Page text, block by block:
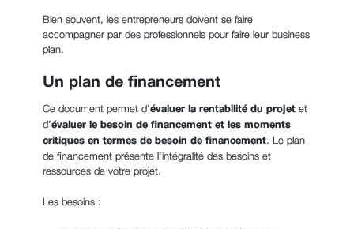
Bien souvent, les entrepreneurs doivent se faire
accompagner par des professionnels pour faire leur business
plan.
Un plan de financement
Ce document permet d’évaluer la rentabilité du projet et
d’évaluer le besoin de financement et les moments
critiques en termes de besoin de financement. Le plan
de financement présente l’intégralité des besoins et
ressources de votre projet.
Les besoins :